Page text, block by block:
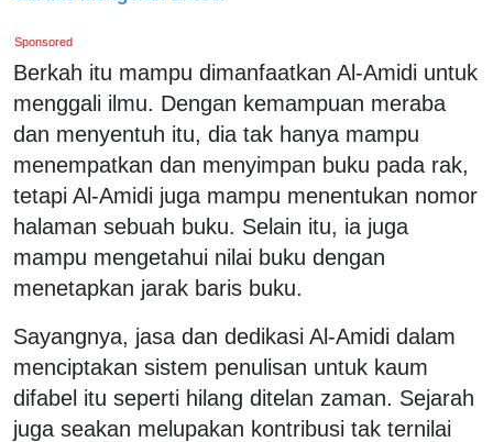
Sponsored
Berkah itu mampu dimanfaatkan Al-Amidi untuk
menggali ilmu. Dengan kemampuan meraba
dan menyentuh itu, dia tak hanya mampu
menempatkan dan menyimpan buku pada rak,
tetapi Al-Amidi juga mampu menentukan nomor
halaman sebuah buku. Selain itu, ia juga
mampu mengetahui nilai buku dengan
menetapkan jarak baris buku.
Sayangnya, jasa dan dedikasi Al-Amidi dalam
menciptakan sistem penulisan untuk kaum
difabel itu seperti hilang ditelan zaman. Sejarah
juga seakan melupakan kontribusi tak ternilai